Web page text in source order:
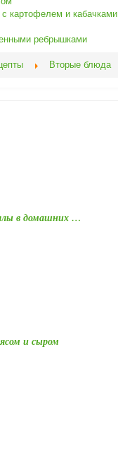
картофелем и кабачками
ребрышками
Вторые блюда
в домашних …
и сыром